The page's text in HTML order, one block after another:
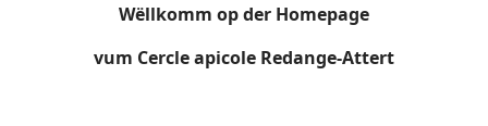
Wëllkomm op der Homepage
vum Cercle apicole Redange-Attert